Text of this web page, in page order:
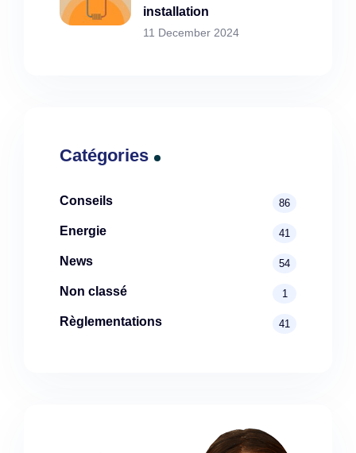
installation
11 December 2024
Catégories
Conseils 86
Energie 41
News 54
Non classé 1
Règlementations 41